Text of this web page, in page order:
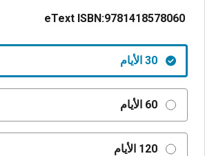
eText ISBN:9781418578060
30 الأيام
60 الأيام
120 الأيام